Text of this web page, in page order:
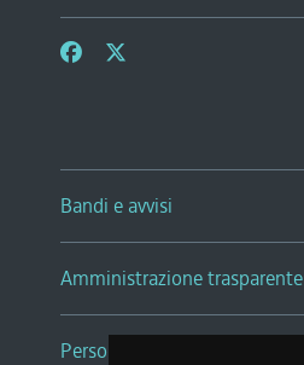
Bandi e avvisi
Amministrazione trasparente
Persone e Uffici